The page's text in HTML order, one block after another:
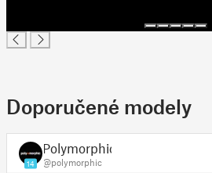
Doporučené modely
14
Polymorphic
@polymorphic